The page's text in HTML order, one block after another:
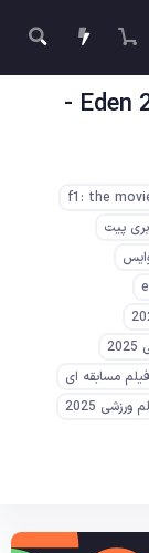
معرفی و نقد و بررسی فیلم Eden 2025 -
f1: the
بری پیت
فیلم مسابقه ای
ورزشی 2025